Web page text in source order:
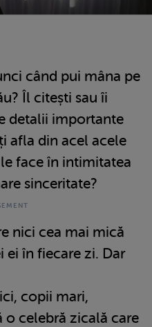
când pui mâna pe
Îl citești sau îi
detalii importante
afla din acel acele
face în intimitatea
sinceritate?
nici cea mai mică
ei în fiecare zi. Dar
copii mari,
o celebră zicală care